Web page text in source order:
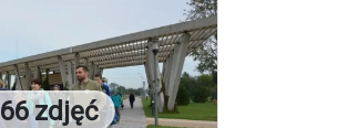
Liczba zdjęć
66 zdjęć